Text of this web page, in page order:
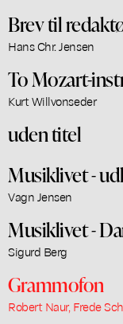
Brev til
Hans Chr. Jensen
To Mozart-
Kurt Willvonseder
uden titel
Musiklivet -
Vagn Jensen
Musiklivet -
Sigurd Berg
Grammofon
Robert Naur, Frede